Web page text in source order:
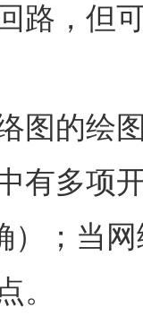
路，但
图的绘
有多项
）；当
。